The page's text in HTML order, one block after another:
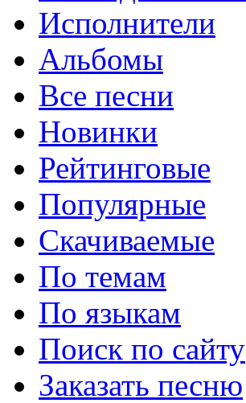
Исполнители
Альбомы
Все песни
Новинки
Рейтинговые
Популярные
Скачиваемые
По темам
По языкам
Поиск по сайту
Заказать песню